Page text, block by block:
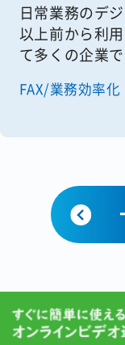
日常業務のデ
以上前から利
て多くの企業
は、取引先と
どの問題で
FAX/業務効率化